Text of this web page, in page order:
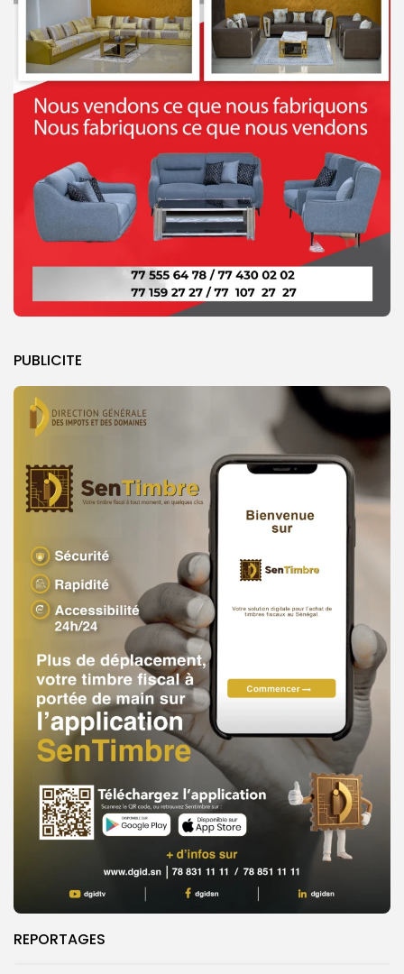
PUBLICITE
REPORTAGES